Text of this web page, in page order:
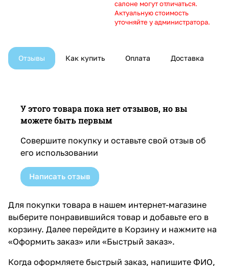
салоне могут отличаться.
Актуальную стоимость
уточняйте у администратора.
Отзывы Как купить Оплата Доставка
У этого товара пока нет отзывов, но вы
можете быть первым
Совершите покупку и оставьте свой отзыв об
его использовании
Написать отзыв
Для покупки товара в нашем интернет-магазине
выберите понравившийся товар и добавьте его в
корзину. Далее перейдите в Корзину и нажмите на
«Оформить заказ» или «Быстрый заказ».
Когда оформляете быстрый заказ, напишите ФИО,